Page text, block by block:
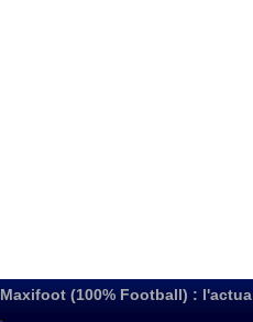
Maxifoot (100% Football) :